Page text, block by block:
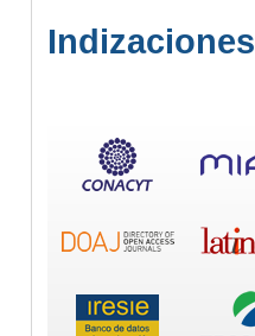
Indizaciones